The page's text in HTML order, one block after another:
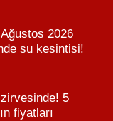
2026
su kesintisi!
zirvesinde! 5
fiyatları